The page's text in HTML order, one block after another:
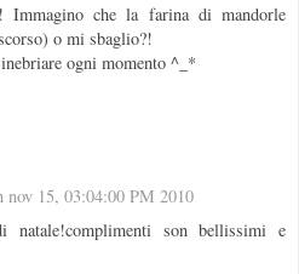
Immagino che la farina di mandorle
o mi sbaglio?!
ogni momento ^_*
nov 15, 03:04:00 PM 2010
natale!complimenti son bellissimi e